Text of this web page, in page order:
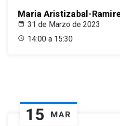
Maria Aristizabal-
31 de Marzo de 2023
14:00 a 15:30
15 MAR